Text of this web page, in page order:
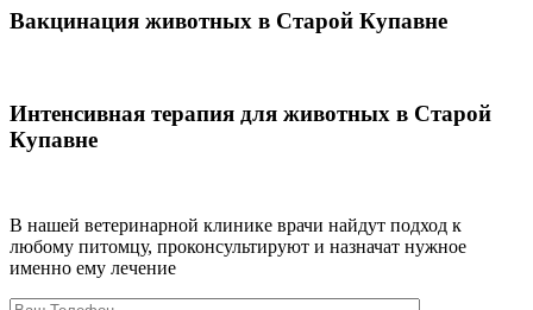
Вакцинация животных в Старой Купавне
Интенсивная терапия для животных в Старой
Купавне
В нашей ветеринарной клинике врачи найдут подход к
любому питомцу, проконсультируют и назначат нужное
именно ему лечение